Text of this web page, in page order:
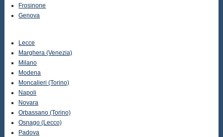
Frosinone
Genova
Lecce
Marghera (Venezia)
Milano
Modena
Moncalieri (Torino)
Napoli
Novara
Orbassano (Torino)
Osnago (Lecco)
Padova